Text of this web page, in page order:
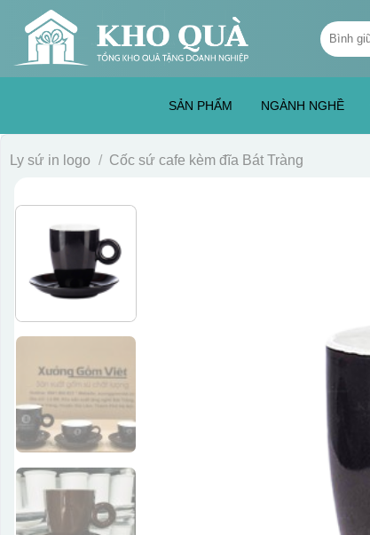
content
Tìm
kiếm:
SẢN PHẨM NGÀNH NGHỀ
Ly sứ in logo / Cốc sứ cafe kèm đĩa Bát Tràng